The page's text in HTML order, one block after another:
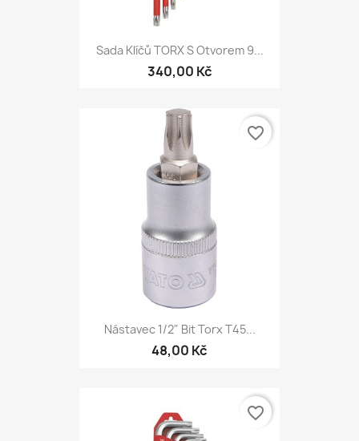
Sada Klíčů TORX S Otvorem 9...
340,00 Kč
Nástavec 1/2" Bit Torx T45...
48,00 Kč
favorite_border
favorite_border